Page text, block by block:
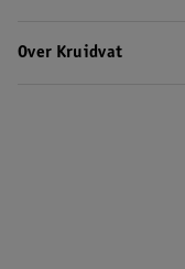
Over Kruidvat